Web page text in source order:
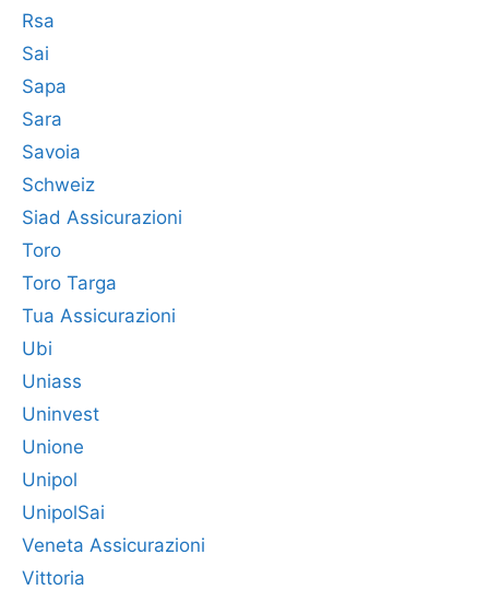
Rsa
Sai
Sapa
Sara
Savoia
Schweiz
Siad Assicurazioni
Toro
Toro Targa
Tua Assicurazioni
Ubi
Uniass
Uninvest
Unione
Unipol
UnipolSai
Veneta Assicurazioni
Vittoria